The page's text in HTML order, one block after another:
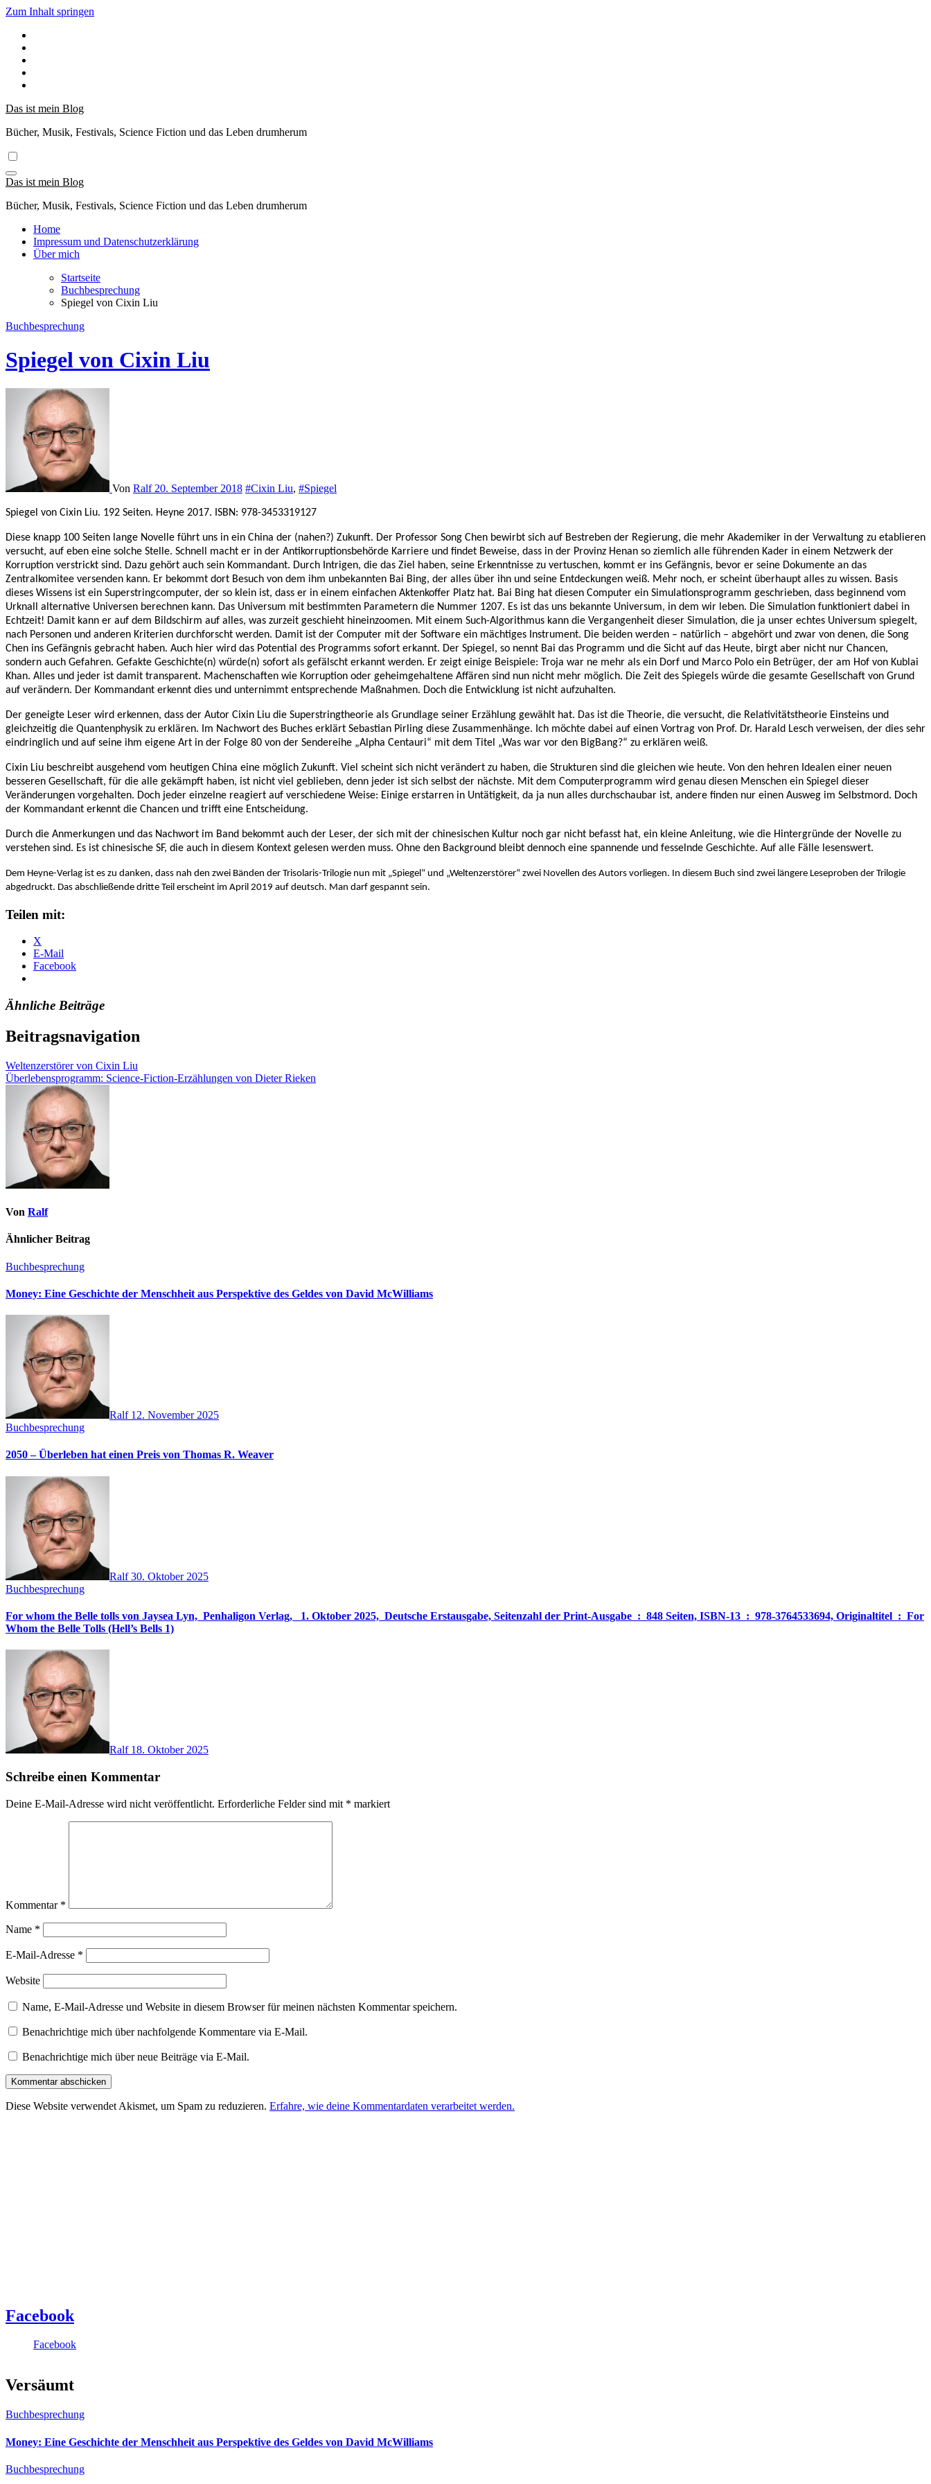
Zum Inhalt springen
Das ist mein Blog
Bücher, Musik, Festivals, Science Fiction und das Leben drumherum
Das ist mein Blog
Bücher, Musik, Festivals, Science Fiction und das Leben drumherum
Home
Impressum und Datenschutzerklärung
Über mich
Startseite
Buchbesprechung
Spiegel von Cixin Liu
Buchbesprechung
Spiegel von Cixin Liu
Von Ralf 20. September 2018 #Cixin Liu, #Spiegel
Spiegel von Cixin Liu. 192 Seiten. Heyne 2017. ISBN: 978-3453319127
Diese knapp 100 Seiten lange Novelle führt uns in ein China der (nahen?) Zukunft. Der Professor Song Chen bewirbt sich auf Bestreben der Regierung, die mehr Akademiker in der Verwaltung zu etablieren
versucht, auf eben eine solche Stelle. Schnell macht er in der Antikorruptionsbehörde Karriere und findet Beweise, dass in der Provinz Henan so ziemlich alle führenden Kader in einem Netzwerk der
Korruption verstrickt sind. Dazu gehört auch sein Kommandant. Durch Intrigen, die das Ziel haben, seine Erkenntnisse zu vertuschen, kommt er ins Gefängnis, bevor er seine Dokumente an das
Zentralkomitee versenden kann. Er bekommt dort Besuch von dem ihm unbekannten Bai Bing, der alles über ihn und seine Entdeckungen weiß. Mehr noch, er scheint überhaupt alles zu wissen. Basis
dieses Wissens ist ein Superstringcomputer, der so klein ist, dass er in einem einfachen Aktenkoffer Platz hat. Bai Bing hat diesen Computer ein Simulationsprogramm geschrieben, dass beginnend vom
Urknall alternative Universen berechnen kann. Das Universum mit bestimmten Parametern die Nummer 1207. Es ist das uns bekannte Universum, in dem wir leben. Die Simulation funktioniert dabei in
Echtzeit! Damit kann er auf dem Bildschirm auf alles, was zurzeit geschieht hineinzoomen. Mit einem Such-Algorithmus kann die Vergangenheit dieser Simulation, die ja unser echtes Universum spiegelt,
nach Personen und anderen Kriterien durchforscht werden. Damit ist der Computer mit der Software ein mächtiges Instrument. Die beiden werden – natürlich – abgehört und zwar von denen, die Song
Chen ins Gefängnis gebracht haben. Auch hier wird das Potential des Programms sofort erkannt. Der Spiegel, so nennt Bai das Programm und die Sicht auf das Heute, birgt aber nicht nur Chancen,
sondern auch Gefahren. Gefakte Geschichte(n) würde(n) sofort als gefälscht erkannt werden. Er zeigt einige Beispiele: Troja war ne mehr als ein Dorf und Marco Polo ein Betrüger, der am Hof von Kublai
Khan. Alles und jeder ist damit transparent. Machenschaften wie Korruption oder geheimgehaltene Affären sind nun nicht mehr möglich. Die Zeit des Spiegels würde die gesamte Gesellschaft von Grund
auf verändern. Der Kommandant erkennt dies und unternimmt entsprechende Maßnahmen. Doch die Entwicklung ist nicht aufzuhalten.
Der geneigte Leser wird erkennen, dass der Autor Cixin Liu die Superstringtheorie als Grundlage seiner Erzählung gewählt hat. Das ist die Theorie, die versucht, die Relativitätstheorie Einsteins und
gleichzeitig die Quantenphysik zu erklären. Im Nachwort des Buches erklärt Sebastian Pirling diese Zusammenhänge. Ich möchte dabei auf einen Vortrag von Prof. Dr. Harald Lesch verweisen, der dies sehr
eindringlich und auf seine ihm eigene Art in der Folge 80 von der Sendereihe „Alpha Centauri“ mit dem Titel „Was war vor den BigBang?“ zu erklären weiß.
Cixin Liu beschreibt ausgehend vom heutigen China eine möglich Zukunft. Viel scheint sich nicht verändert zu haben, die Strukturen sind die gleichen wie heute. Von den hehren Idealen einer neuen
besseren Gesellschaft, für die alle gekämpft haben, ist nicht viel geblieben, denn jeder ist sich selbst der nächste. Mit dem Computerprogramm wird genau diesen Menschen ein Spiegel dieser
Veränderungen vorgehalten. Doch jeder einzelne reagiert auf verschiedene Weise: Einige erstarren in Untätigkeit, da ja nun alles durchschaubar ist, andere finden nur einen Ausweg im Selbstmord. Doch
der Kommandant erkennt die Chancen und trifft eine Entscheidung.
Durch die Anmerkungen und das Nachwort im Band bekommt auch der Leser, der sich mit der chinesischen Kultur noch gar nicht befasst hat, ein kleine Anleitung, wie die Hintergründe der Novelle zu
verstehen sind. Es ist chinesische SF, die auch in diesem Kontext gelesen werden muss. Ohne den Background bleibt dennoch eine spannende und fesselnde Geschichte. Auf alle Fälle lesenswert.
Dem Heyne-Verlag ist es zu danken, dass nah den zwei Bänden der Trisolaris-Trilogie nun mit „Spiegel“ und „Weltenzerstörer“ zwei Novellen des Autors vorliegen. In diesem Buch sind zwei längere Leseproben der Trilogie
abgedruckt. Das abschließende dritte Teil erscheint im April 2019 auf deutsch. Man darf gespannt sein.
Teilen mit:
X
E-Mail
Facebook
Ähnliche Beiträge
Beitragsnavigation
Weltenzerstörer von Cixin Liu
Überlebensprogramm: Science-Fiction-Erzählungen von Dieter Rieken
Von Ralf
Ähnlicher Beitrag
Buchbesprechung
Money: Eine Geschichte der Menschheit aus Perspektive des Geldes von David McWilliams
Ralf 12. November 2025
Buchbesprechung
2050 – Überleben hat einen Preis von Thomas R. Weaver
Ralf30. Oktober 2025
Buchbesprechung
For whom the Belle tolls von Jaysea Lyn, ‎ Penhaligon Verlag, ‎ 1. Oktober 2025, ‎ Deutsche Erstausgabe, Seitenzahl der Print-Ausgabe ‏ : ‎ 848 Seiten, ISBN-13 ‏ : ‎ 978-3764533694, Originaltitel ‏ : ‎ For
Whom the Belle Tolls (Hell’s Bells 1)
Ralf 18. Oktober 2025
Schreibe einen Kommentar
Deine E-Mail-Adresse wird nicht veröffentlicht. Erforderliche Felder sind mit * markiert
Kommentar *
Name *
E-Mail-Adresse *
Website
Name, E-Mail-Adresse und Website in diesem Browser für meinen nächsten Kommentar speichern.
Benachrichtige mich über nachfolgende Kommentare via E-Mail.
Benachrichtige mich über neue Beiträge via E-Mail.
Diese Website verwendet Akismet, um Spam zu reduzieren. Erfahre, wie deine Kommentardaten verarbeitet werden.
Facebook
Facebook
Versäumt
Buchbesprechung
Money: Eine Geschichte der Menschheit aus Perspektive des Geldes von David McWilliams
Buchbesprechung